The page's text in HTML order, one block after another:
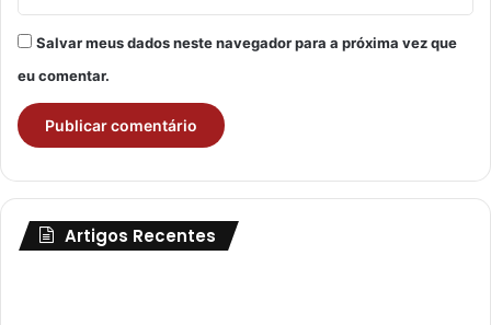
Salvar meus dados neste navegador para a próxima vez que
eu comentar.
Artigos Recentes